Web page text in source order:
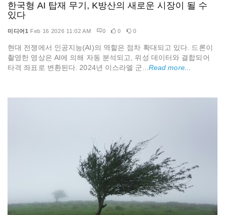
한국형 AI 탑재 무기, K방산의 새로운 시장이 될 수
있다
미디어1 Feb 16 2026 11:02 AM 0 0 0
현대 전쟁에서 인공지능(AI)의 역할은 점차 확대되고 있다. 드론이
촬영한 영상은 AI에 의해 자동 분석되고, 위성 데이터와 결합되어
타격 좌표로 변환된다. 2024년 이스라엘 군... Read more...